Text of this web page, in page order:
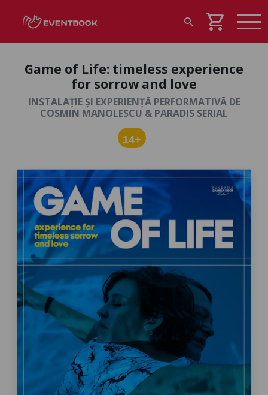
search shopping_cart
Game of Life: timeless experience
for sorrow and love
INSTALAȚIE ȘI EXPERIENȚĂ PERFORMATIVĂ DE
COSMIN MANOLESCU & PARADIS SERIAL
14+